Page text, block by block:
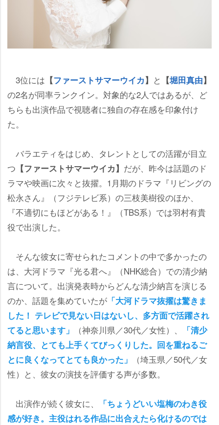
3位には 【ファーストサマーウイカ】 と 【堀田真由】
の2名が同率ランクイン。対象的な2人ではあるが、ど
ちらも出演作品で視聴者に独自の存在感を印象付け
た。
バラエティをはじめ、タレントとしての活躍が目立
つ 【ファーストサマーウイカ】 だが、昨今は話題のド
ラマや映画に次々と抜擢。1月期のドラマ『リビングの
松永さん』（フジテレビ系）の三枝美樹役のほか、
『不適切にもほどがある！』（TBS系）では羽村有貴
役で出演した。
そんな彼女に寄せられたコメントの中で多かったの
は、大河ドラマ『光る君へ』（NHK総合）での清少納
言について。出演発表時からどんな清少納言を演じる
のか、話題を集めていたが 「大河ドラマ抜擢は驚きま
した！ テレビで見ない日はないし、多方面で活躍され
てると思います」
（神奈川県／30代／女性）、
「清少
納言役、とても上手くてびっくりした。回を重ねるご
とに良くなってとても良かった」
（埼玉県／50代／女
性）と、彼女の演技を評価する声が多数。
出演作が続く彼女に、
「ちょうどいい塩梅のわき役
感が好き。主役はれる作品に出合えたら化けるのでは